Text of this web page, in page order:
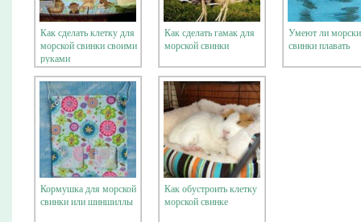
Как сделать клетку для
морской свинки своими
руками
Как сделать гамак для
морской свинки
Умеют ли
свинки плавать
Кормушка для морской
свинки или шиншиллы
Как обустроить клетку
морской свинке